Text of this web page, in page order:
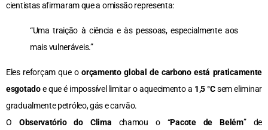
cientistas afirmaram que a omissão representa:
“Uma traição à ciência e às pessoas, especialmente aos
mais vulneráveis.”
Eles reforçam que oorçamento global de carbono está praticamente
esgotadoe que é impossível limitar o aquecimento a 1,5 °Csem eliminar
gradualmente petróleo, gás e carvão.
O Observatório do Clima chamou o “Pacote de Belém” de